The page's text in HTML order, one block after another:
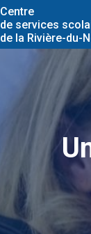
Centre
de services
de la Rivière-du-